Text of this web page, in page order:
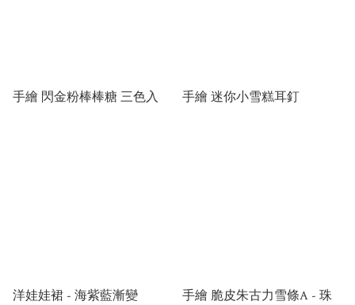
手繪 閃金粉棒棒糖 三色入 手繪 迷你小雪糕耳釘
洋娃娃裙 - 海紫藍漸變
手繪 脆皮朱古力雪條A - 珠